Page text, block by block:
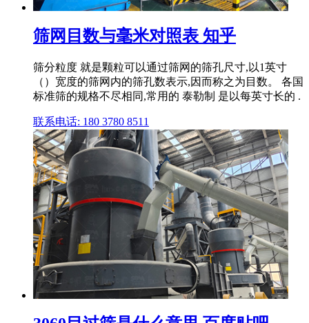
筛网目数与毫米对照表 知乎
筛分粒度 就是颗粒可以通过筛网的筛孔尺寸,以1英寸
（）宽度的筛网内的筛孔数表示,因而称之为目数。 各国
标准筛的规格不尽相同,常用的 泰勒制 是以每英寸长的 .
联系电话: 180 3780 8511